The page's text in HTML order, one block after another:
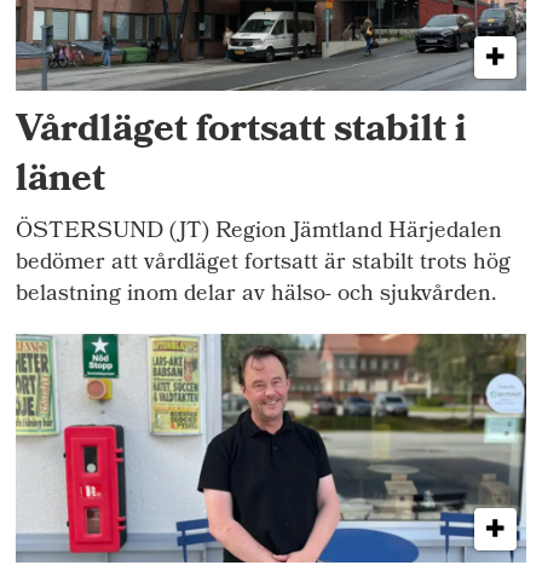
Vårdläget fortsatt stabilt i
länet
ÖSTERSUND (JT) Region Jämtland Härjedalen
bedömer att vårdläget fortsatt är stabilt trots hög
belastning inom delar av hälso- och sjukvården.